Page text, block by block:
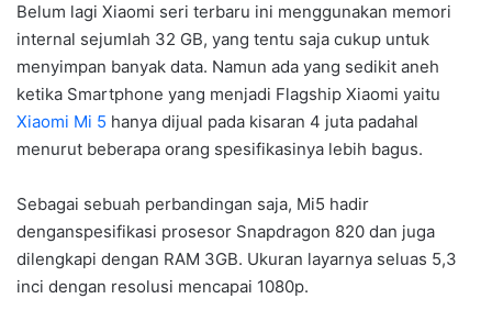
Belum lagi Xiaomi seri terbaru ini menggunakan memori
internal sejumlah 32 GB, yang tentu saja cukup untuk
menyimpan banyak data. Namun ada yang sedikit aneh
ketika Smartphone yang menjadi Flagship Xiaomi yaitu
Xiaomi Mi 5 hanya dijual pada kisaran 4 juta padahal
menurut beberapa orang spesifikasinya lebih bagus.
Sebagai sebuah perbandingan saja, Mi5 hadir
denganspesifikasi prosesor Snapdragon 820 dan juga
dilengkapi dengan RAM 3GB. Ukuran layarnya seluas 5,3
inci dengan resolusi mencapai 1080p.